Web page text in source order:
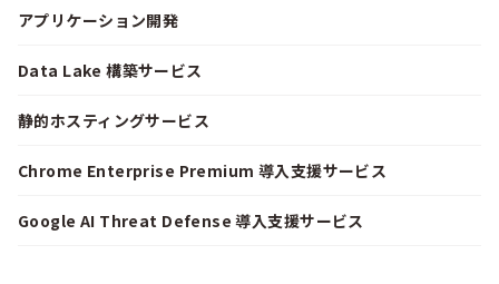
アプリケーション開発
Data Lake 構築サービス
静的ホスティングサービス
Chrome Enterprise Premium 導入支援サービス
Google AI Threat Defense 導入支援サービス